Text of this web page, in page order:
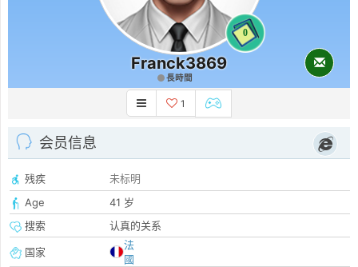
0
Franck3869
長時間
1
会员信息
残疾
未标明
Age
41 岁
搜索
认真的关系
国家
法
國